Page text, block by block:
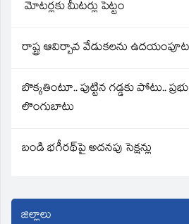
మోటర్లకు మీటర్లు పెట్టం
రాష్ట్ర ఆవిర్బావ వేడుకలను
బొక్కతింటూ.. పుట్టిన గడ్డకు పోటు..
లొంగుబాటు
బండి భగీరథ్‌పై అదనపు సెక్షన్లు